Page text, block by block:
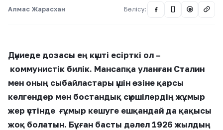
Алмас Жарасхан Бөлісу: @
Дүниеде дозасы ең күшті есірткі ол –
коммунистік билік. Мансапқа уланған Сталин
мен оның сыбайластары үшін өзіне қарсы
келгендер мен бостандық сүюшілердің жұмыр
жер үстінде ғұмыр кешуге ешқандай да қақысы
жоқ болатын. Бұған басты дәлел 1926 жылдың